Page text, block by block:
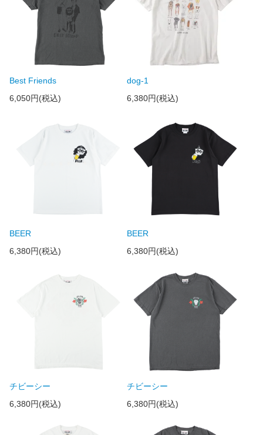
Best Friends
6,050円(税込)
dog-1
6,380円(税込)
BEER
6,380円(税込)
BEER
6,380円(税込)
チビーシー
6,380円(税込)
チビーシー
6,380円(税込)